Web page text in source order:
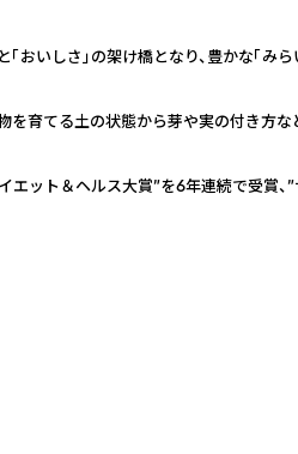
「おいしさ」の架け橋となり、豊かな「
育てる土の状態から芽や実の付き方な
エット＆ヘルス大賞”を6年連続で受賞